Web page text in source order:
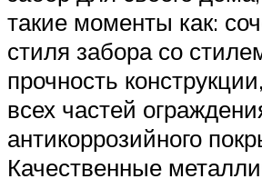
такие моменты как:
стиля забора со
прочность
всех частей
антикоррозийного
Качественные